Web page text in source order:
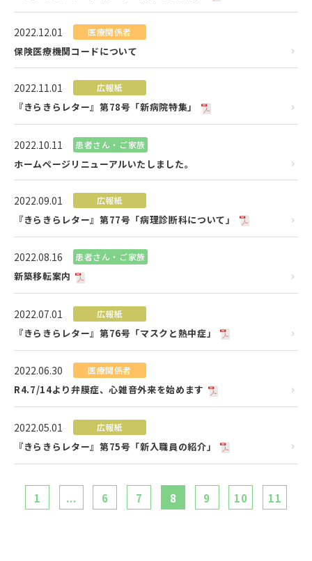
2022.12.01 医療関係者
保険医療機関コードについて
2022.11.01 広報紙
『きらきらレター』第78号「新病院特集」
2022.10.11 患者さん・ご家族
ホームページリニューアルいたしました。
2022.09.01 広報紙
『きらきらレター』第77号「病理診断科について」
2022.08.16 患者さん・ご家族
新築移転案内
2022.07.01 広報紙
『きらきらレター』第76号「マスクと熱中症」
2022.06.30 医療関係者
R4.7/14より弁膜症、心雑音外来を始めます
2022.05.01 広報紙
『きらきらレター』第75号「新入職員の紹介」
1 ... 6 7 8 9 10 11